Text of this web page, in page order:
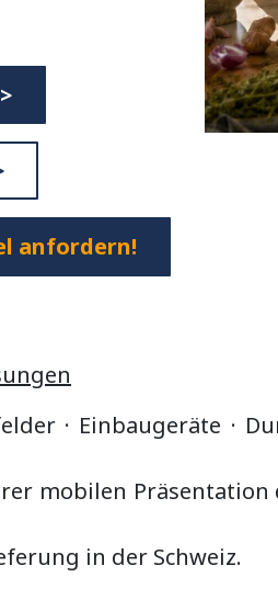
anfordern!
· Einbaugeräte ·
mobilen
in der Schweiz.